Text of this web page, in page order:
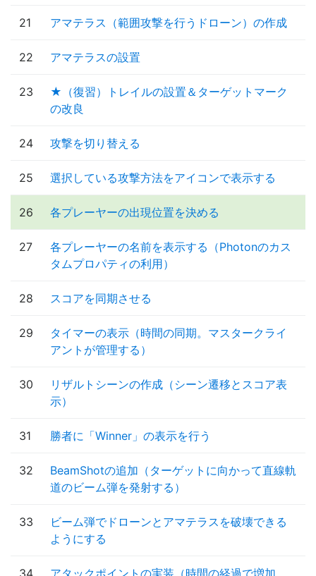
21 アマテラス（範囲攻撃を行うドローン）の作成
22 アマテラスの設置
23
★（復習）トレイルの設置＆ターゲットマーク
の改良
24 攻撃を切り替える
25 選択している攻撃方法をアイコンで表示する
26 各プレーヤーの出現位置を決める
27
各プレーヤーの名前を表示する（Photonのカス
タムプロパティの利用）
28 スコアを同期させる
29
タイマーの表示（時間の同期。マスタークライ
アントが管理する）
30
リザルトシーンの作成（シーン遷移とスコア表
示）
31 勝者に「Winner」の表示を行う
32
BeamShotの追加（ターゲットに向かって直線軌
道のビーム弾を発射する）
33
ビーム弾でドローンとアマテラスを破壊できる
ようにする
34 アタックポイントの実装（時間の経過で増加。